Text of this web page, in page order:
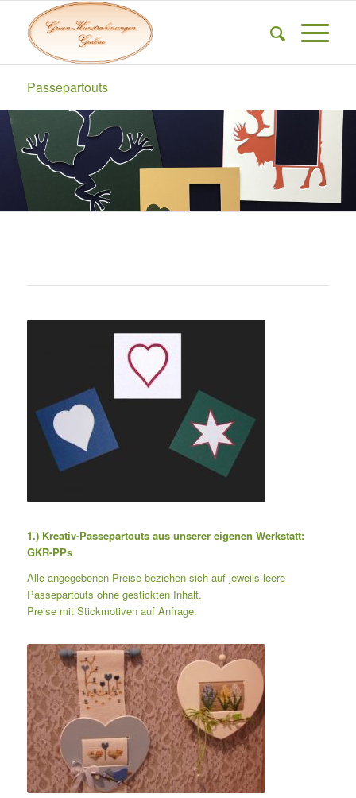
Passepartouts
1.) Kreativ-Passepartouts aus unserer eigenen Werkstatt:
GKR-PPs
Alle angegebenen Preise beziehen sich auf jeweils leere
Passepartouts ohne gestickten Inhalt.
Preise mit Stickmotiven auf Anfrage.